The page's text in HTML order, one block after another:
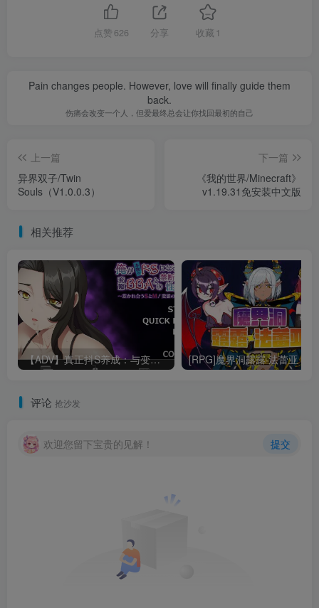
点赞 626 分享 收藏 1
Pain changes people. However, love will finally guide them
back.
伤痛会改变一个人，但爱最终总会让你找回最初的自己
上一篇
异界双子/Twin
Souls（V1.0.0.3）
下一篇
《我的世界/Minecraft》
v1.19.31免安装中文版
相关推荐
【ADV】真正抖S养成：与变态大姐姐的禁忌之恋1.0汉化600M
评论 抢沙发
欢迎您留下宝贵的见解！ 提交